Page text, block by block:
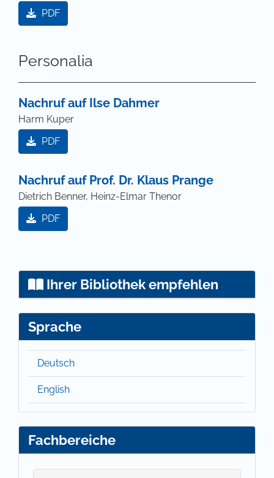
PDF
Personalia
Nachruf auf Ilse Dahmer
Harm Kuper
PDF
Nachruf auf Prof. Dr. Klaus Prange
Dietrich Benner, Heinz-Elmar Thenor
PDF
Ihrer Bibliothek empfehlen
Sprache
Deutsch
English
Fachbereiche